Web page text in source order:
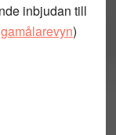
inbjudan till
)